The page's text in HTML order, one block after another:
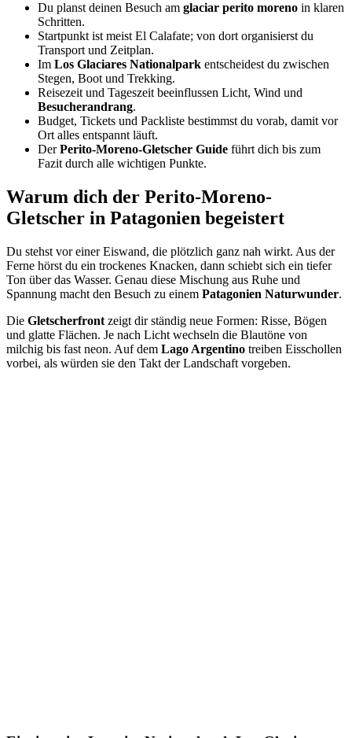
Du planst deinen Besuch am glaciar perito moreno in klaren
Schritten.
Startpunkt ist meist El Calafate; von dort organisierst du
Transport und Zeitplan.
Im Los Glaciares Nationalpark entscheidest du zwischen
Stegen, Boot und Trekking.
Reisezeit und Tageszeit beeinflussen Licht, Wind und
Besucherandrang.
Budget, Tickets und Packliste bestimmst du vorab, damit vor
Ort alles entspannt läuft.
DerPerito-Moreno-Gletscher Guide führt dich bis zum
Fazit durch alle wichtigen Punkte.
Warum dich der Perito-Moreno-
Gletscher in Patagonien begeistert
Du stehst vor einer Eiswand, die plötzlich ganz nah wirkt. Aus der
Ferne hörst du ein trockenes Knacken, dann schiebt sich ein tiefer
Ton über das Wasser. Genau diese Mischung aus Ruhe und
Spannung macht den Besuch zu einem Patagonien Naturwunder.
Die Gletscherfront zeigt dir ständig neue Formen: Risse, Bögen
und glatte Flächen. Je nach Licht wechseln die Blautöne von
milchig bis fast neon. Auf dem Lago Argentino treiben Eisschollen
vorbei, als würden sie den Takt der Landschaft vorgeben.